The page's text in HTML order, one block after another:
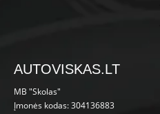
AUTOVISKAS.LT
MB "Skolas"
Įmonės kodas: 304136883